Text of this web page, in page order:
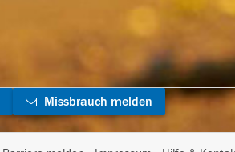
Missbrauch melden